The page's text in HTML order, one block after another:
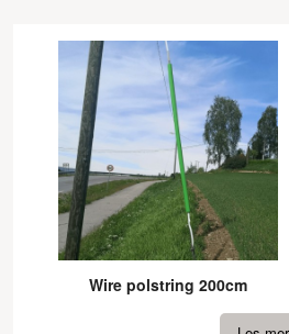
Wire polstring 200cm